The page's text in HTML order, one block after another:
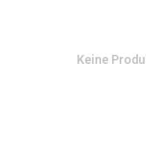
Keine